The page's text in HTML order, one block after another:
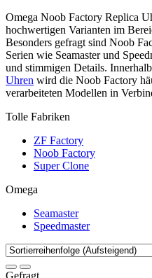
Omega Noob Factory Replica
hochwertigen Varianten im
Besonders gefragt sind Noob
Serien wie Seamaster und
und stimmigen Details.
Uhren wird die Noob Factory
verarbeiteten Modellen in
Tolle Fabriken
ZF Factory
Noob Factory
Super Clone
Omega
Seamaster
Speedmaster
Gefragt